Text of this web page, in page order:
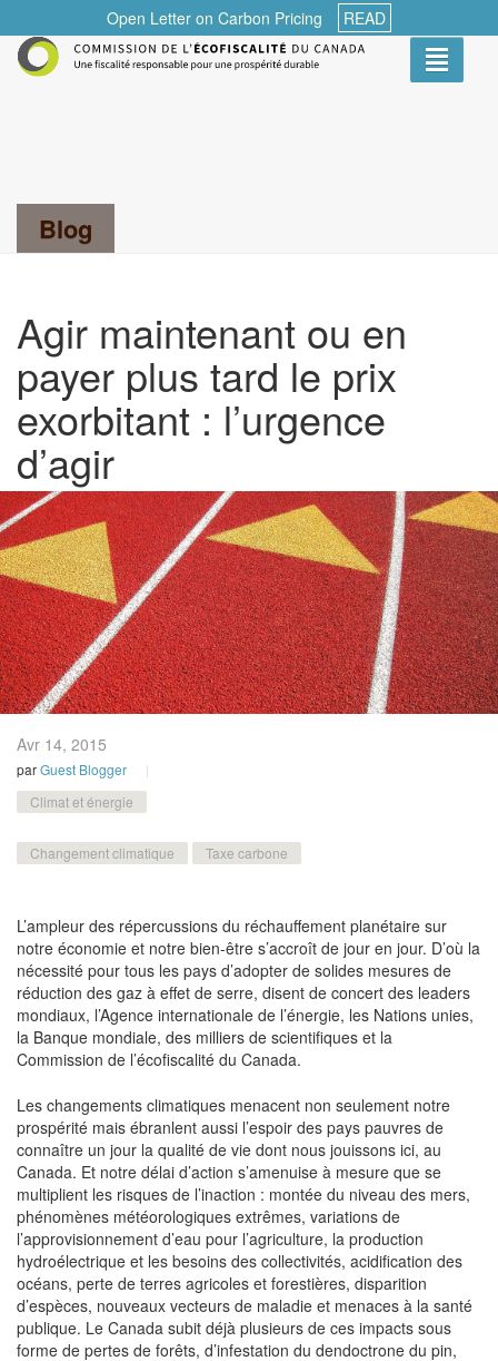
Open Letter on Carbon Pricing
READ
Toggle
Rechercher...
Blog
Agir maintenant ou en
payer plus tard le prix
exorbitant : l’urgence
d’agir
Avr 14, 2015
parGuest Blogger
Climat et énergie
Changement climatique Taxe carbone
L’ampleur des répercussions du réchauffement planétaire sur
notre économie et notre bien-être s’accroît de jour en jour. D’où la
nécessité pour tous les pays d’adopter de solides mesures de
réduction des gaz à effet de serre, disent de concert des leaders
mondiaux, l’Agence internationale de l’énergie, les Nations unies,
la Banque mondiale, des milliers de scientifiques et la
Commission de l’écofiscalité du Canada.
Les changements climatiques menacent non seulement notre
prospérité mais ébranlent aussi l’espoir des pays pauvres de
connaître un jour la qualité de vie dont nous jouissons ici, au
Canada. Et notre délai d’action s’amenuise à mesure que se
multiplient les risques de l’inaction : montée du niveau des mers,
phénomènes météorologiques extrêmes, variations de
l’approvisionnement d’eau pour l’agriculture, la production
hydroélectrique et les besoins des collectivités, acidification des
océans, perte de terres agricoles et forestières, disparition
d’espèces, nouveaux vecteurs de maladie et menaces à la santé
publique. Le Canada subit déjà plusieurs de ces impacts sous
forme de pertes de forêts, d’infestation du dendoctrone du pin,